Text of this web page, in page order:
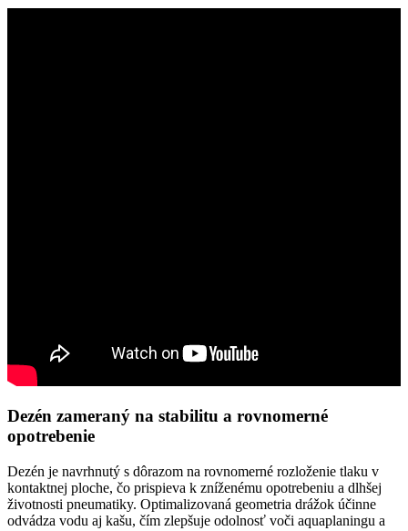
Dezén zameraný na stabilitu a rovnomerné
opotrebenie
Dezén je navrhnutý s dôrazom na rovnomerné rozloženie tlaku v
kontaktnej ploche, čo prispieva k zníženému opotrebeniu a dlhšej
životnosti pneumatiky. Optimalizovaná geometria drážok účinne
odvádza vodu aj kašu, čím zlepšuje odolnosť voči aquaplaningu a